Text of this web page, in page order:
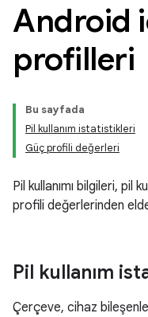
Android
profilleri
Bu sayfada
Pil kullanım istatistikleri
Güç profili değerleri
Pil kullanımı bilgileri, pil
profili değerlerinden
Pil kullanım
Çerçeve, cihaz